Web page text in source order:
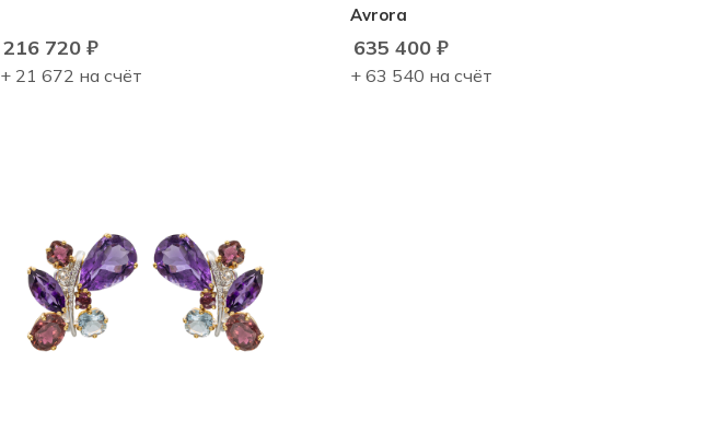
216 720₽
+ 21 672 на счёт
Avrora
635 400 ₽
+ 63 540 на счёт